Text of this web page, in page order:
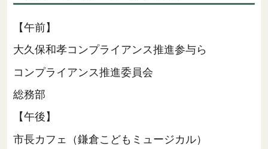
【午前】
大久保和孝コンプライアンス推進参与ら
コンプライアンス推進委員会
総務部
【午後】
市長カフェ（鎌倉こどもミュージカル）